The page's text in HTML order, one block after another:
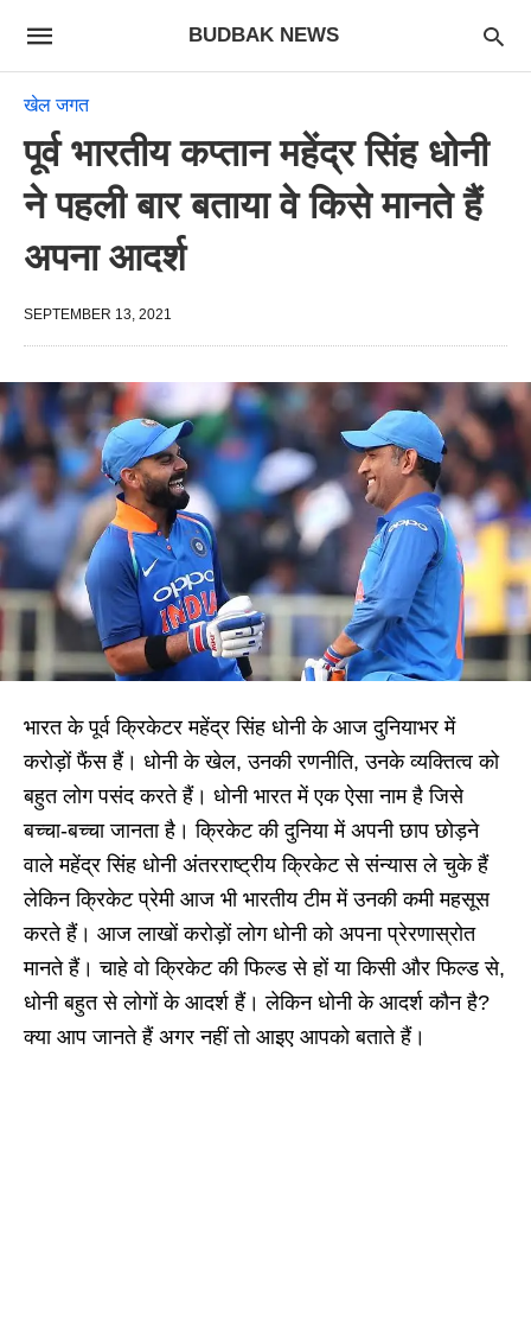
BUDBAK NEWS
खेल जगत
पूर्व भारतीय कप्तान महेंद्र सिंह धोनी
ने पहली बार बताया वे किसे मानते हैं
अपना आदर्श
SEPTEMBER 13, 2021
भारत के पूर्व क्रिकेटर महेंद्र सिंह धोनी के आज दुनियाभर में
करोड़ों फैंस हैं। धोनी के खेल, उनकी रणनीति, उनके व्यक्तित्व को
बहुत लोग पसंद करते हैं। धोनी भारत में एक ऐसा नाम है जिसे
बच्चा-बच्चा जानता है। क्रिकेट की दुनिया में अपनी छाप छोड़ने
वाले महेंद्र सिंह धोनी अंतरराष्ट्रीय क्रिकेट से संन्यास ले चुके हैं
लेकिन क्रिकेट प्रेमी आज भी भारतीय टीम में उनकी कमी महसूस
करते हैं। आज लाखों करोड़ों लोग धोनी को अपना प्रेरणास्रोत
मानते हैं। चाहे वो क्रिकेट की फिल्ड से हों या किसी और फिल्ड से,
धोनी बहुत से लोगों के आदर्श हैं। लेकिन धोनी के आदर्श कौन है?
क्या आप जानते हैं अगर नहीं तो आइए आपको बताते हैं।